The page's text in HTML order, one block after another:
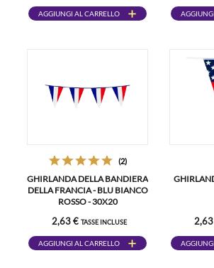
AGGIUNGI AL CARRELLO
(2)
GHIRLANDA DELLA BANDIERA
DELLA FRANCIA - BLU BIANCO
ROSSO - 30X20
2,63 € TASSE INCLUSE
AGGIUNGI AL CARRELLO